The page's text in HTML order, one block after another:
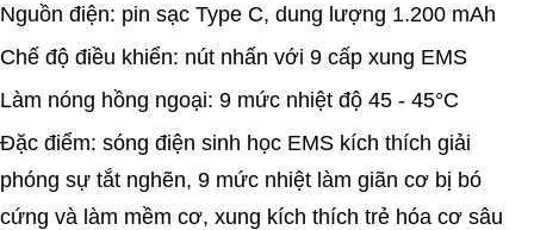
Nguồn điện: pin sạc Type C, dung lượng 1.200 mAh
Chế độ điều khiển: nút nhấn với 9 cấp xung EMS
Làm nóng hồng ngoại: 9 mức nhiệt độ 45 - 45°C
Đặc điểm: sóng điện sinh học EMS kích thích giải
phóng sự tắt nghẽn, 9 mức nhiệt làm giãn cơ bị bó
cứng và làm mềm cơ, xung kích thích trẻ hóa cơ sâu